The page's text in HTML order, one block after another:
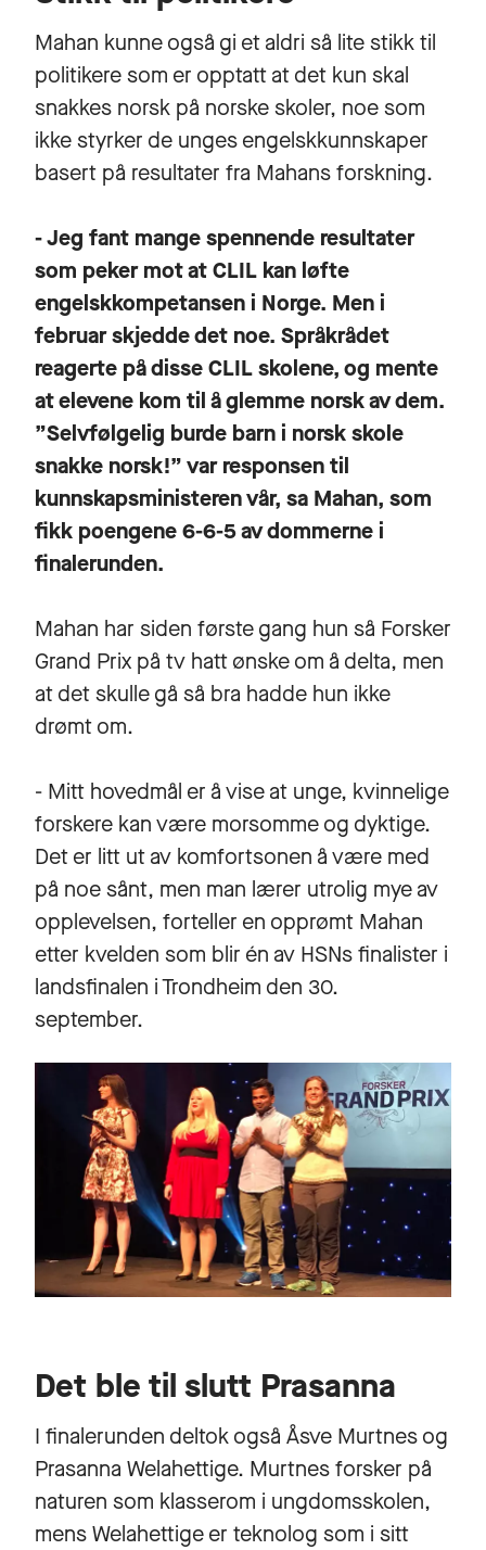
Mahan kunne også gi et aldri så lite stikk til
politikere som er opptatt at det kun skal
snakkes norsk på norske skoler, noe som
ikke styrker de unges engelskkunnskaper
basert på resultater fra Mahans forskning.
- Jeg fant mange spennende resultater
som peker mot at CLIL kan løfte
engelskkompetansen i Norge. Men i
februar skjedde det noe. Språkrådet
reagerte på disse CLIL skolene, og mente
at elevene kom til å glemme norsk av dem.
”Selvfølgelig burde barn i norsk skole
snakke norsk!” var responsen til
kunnskapsministeren vår, sa Mahan, som
fikk poengene 6-6-5 av dommerne i
finalerunden.
Mahan har siden første gang hun så Forsker
Grand Prix på tv hatt ønske om å delta, men
at det skulle gå så bra hadde hun ikke
drømt om.
- Mitt hovedmål er å vise at unge, kvinnelige
forskere kan være morsomme og dyktige.
Det er litt ut av komfortsonen å være med
på noe sånt, men man lærer utrolig mye av
opplevelsen, forteller en opprømt Mahan
etter kvelden som blir én av HSNs finalister i
landsfinalen i Trondheim den 30.
september.
Det ble til slutt Prasanna
I finalerunden deltok også Åsve Murtnes og
Prasanna Welahettige. Murtnes forsker på
naturen som klasserom i ungdomsskolen,
mens Welahettige er teknolog som i sitt